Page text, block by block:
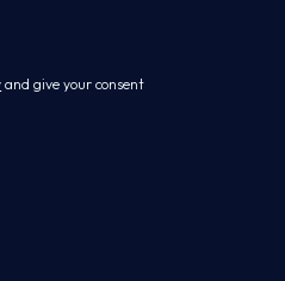
and give your consent